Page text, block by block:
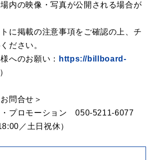
内の映像・写真が公開される場合が
に掲載の注意事項をご確認の上、チ
ださい。
へのお願い：
https://billboard-
）
問合せ＞
・プロモーション 050-5211-6077
／土日祝休）